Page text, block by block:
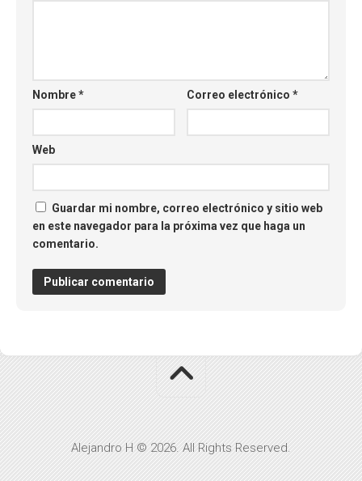
Nombre* Correo electrónico*
Web
Guardar mi nombre, correo electrónico y sitio web
en este navegador para la próxima vez que haga un
comentario.
Alejandro H © 2026. All Rights Reserved.